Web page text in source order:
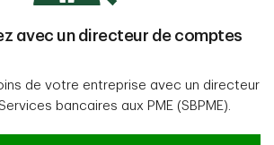
avec un directeur de comptes
de votre entreprise avec un directeur
bancaires aux PME (SBPME).